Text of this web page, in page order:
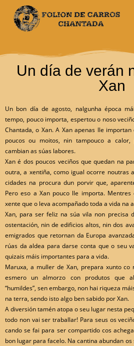
Un día de verán
Xan
Un bon día de agosto, nalgunha época
tempo, pouco importa, espertou o noso
Chantada, o Xan. A Xan apenas lle
poucos ou moitos, nin tampouco a
cambian as súas labores.
Xan é dos poucos veciños que quedan na
outra, a xentiña, como igual ocorre noutras
cidades na procura dun porvir que,
Pero eso a Xan pouco lle importa.
xente que o leva acompañado toda a vida na
Xan, para ser feliz na súa vila non precisa
ostentación, nin de edificios altos, nin dos
emigrados que retornan da Europa
rúas da aldea para darse conta que o seu
quizais máis importantes para a vida.
Maruxa, a muller de Xan, prepara xunto
esmero un almorzo con produtos que
“humildes”, sen embargo, non hai riqueza
na terra, sendo isto algo ben sabido por Xan.
A diversión tamén atopa o seu lugar nesta
todo non vai ser traballar! Para seus os
cando se fai para ser compartido cos
bon lugar para facelo. Na cantina abundan